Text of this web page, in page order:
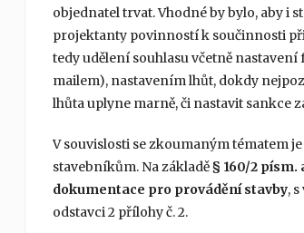
objednatel trvat. Vhodné by bylo, aby i
projektanty povinností k součinnosti
tedy udělení souhlasu včetně
mailem), nastavením lhůt, dokdy
lhůta uplyne marně, či nastavit sankce
V souvislosti se zkoumaným tématem
stavebníkům. Na základě§ 160/2
dokumentace pro provádění stavby,
odstavci 2 přílohy č. 2.